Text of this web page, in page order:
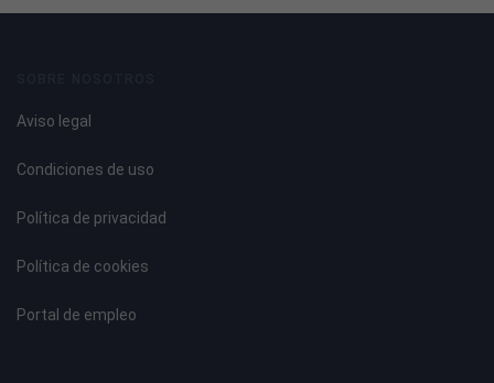
Aviso legal
Condiciones de uso
Política de privacidad
Política de cookies
Portal de empleo